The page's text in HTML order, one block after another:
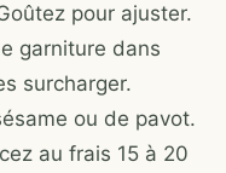
pour ajuster.
garniture dans
surcharger.
ou de pavot.
au frais 15 à 20